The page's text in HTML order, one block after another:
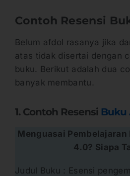
Contoh Resensi
Belum afdol rasanya jika
atas tidak disertai dengan
buku. Berikut adalah dua
banyak membantu.
1. Contoh Resensi Buku
Menguasai
4.0? Siapa
Judul Buku : Esensi